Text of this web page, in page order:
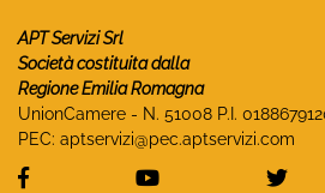
APT Servizi Srl
Società costituita dalla
Regione Emilia Romagna
UnionCamere - N. 51008 P.I.
PEC: aptservizi@pec.aptservizi.com
visita la pagina Facebook di
visita la pagina